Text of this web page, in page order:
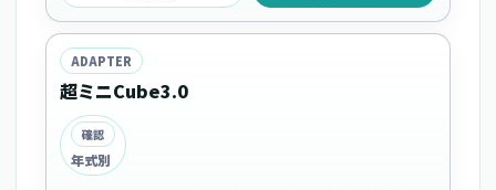
ADAPTER
超ミニCube3.0
確認
年式別